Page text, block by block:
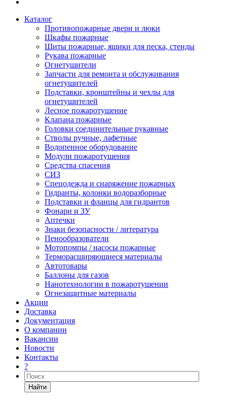
Каталог
Противопожарные двери и люки
Шкафы пожарные
Щиты пожарные, ящики для песка, стенды
Рукава пожарные
Огнетушители
Запчасти для ремонта и обслуживания
огнетушителей
Подставки, кронштейны и чехлы для
огнетушителей
Лесное пожаротушение
Клапана пожарные
Головки соединительные рукавные
Стволы ручные, лафетные
Водопенное оборудование
Модули пожаротушения
Средства спасения
СИЗ
Спецодежда и снаряжение пожарных
Гидранты, колонки водоразборные
Подставки и фланцы для гидрантов
Фонари и ЗУ
Аптечки
Знаки безопасности / литература
Пенообразователи
Мотопомпы / насосы пожарные
Терморасширяющиеся материалы
Автотовары
Баллоны для газов
Нанотехнологии в пожаротушении
Огнезащитные материалы
Акции
Доставка
Документация
О компании
Вакансии
Новости
Контакты
?
Найти